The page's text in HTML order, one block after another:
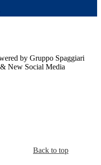
by Gruppo Spaggiari
New Social Media
Back to top